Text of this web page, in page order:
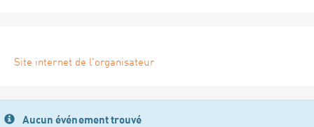
Site internet de l'organisateur
Aucun événement trouvé